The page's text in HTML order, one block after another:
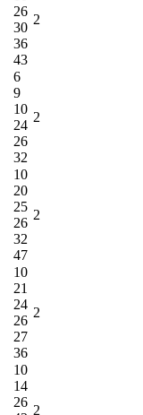
26
30
36
43
2
6
9
10
24
26
32
2
10
20
25
26
32
47
2
10
21
24
26
27
36
2
10
14
26
2